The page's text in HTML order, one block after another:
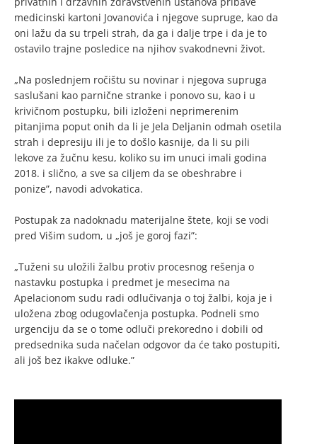
medicinski kartoni Jovanovića i njegove supruge, kao da
oni lažu da su trpeli strah, da ga i dalje trpe i da je to
ostavilo trajne posledice na njihov svakodnevni život.
„Na poslednjem ročištu su novinar i njegova supruga
saslušani kao parnične stranke i ponovo su, kao i u
krivičnom postupku, bili izloženi neprimerenim
pitanjima poput onih da li je Jela Deljanin odmah osetila
strah i depresiju ili je to došlo kasnije, da li su pili
lekove za žučnu kesu, koliko su im unuci imali godina
2018. i slično, a sve sa ciljem da se obeshrabre i
ponize”, navodi advokatica.
Postupak za nadoknadu materijalne štete, koji se vodi
pred Višim sudom, u „još je goroj fazi”:
„Tuženi su uložili žalbu protiv procesnog rešenja o
nastavku postupka i predmet je mesecima na
Apelacionom sudu radi odlučivanja o toj žalbi, koja je i
uložena zbog odugovlačenja postupka. Podneli smo
urgenciju da se o tome odluči prekoredno i dobili od
predsednika suda načelan odgovor da će tako postupiti,
ali još bez ikakve odluke.”